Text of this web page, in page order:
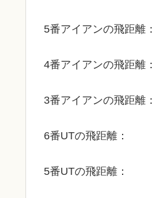
5番アイアンの飛距離：
4番アイアンの飛距離：
3番アイアンの飛距離：
6番UTの飛距離：
5番UTの飛距離：